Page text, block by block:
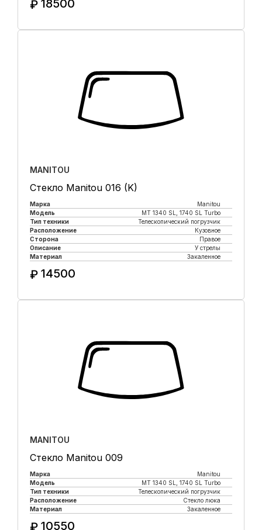
₽ 18500
MANITOU
Стекло Manitou 016 (K)
Марка
Manitou
Модель
MT 1340 SL, 1740 SL Turbo
Тип техники
Телескопический погрузчик
Расположение
Кузовное
Сторона
Правое
Описание
У стрелы
Материал
Закаленное
₽ 14500
MANITOU
Стекло Manitou 009
Марка
Manitou
Модель
MT 1340 SL, 1740 SL Turbo
Тип техники
Телескопический погрузчик
Расположение
Стекло люка
Материал
Закаленное
₽ 10550